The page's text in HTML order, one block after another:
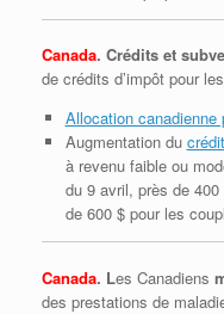
Canada. Crédits et
de crédits d’impôt pour
Allocation canadienne
Augmentation du
à revenu faible ou
du 9 avril, près de
de 600 $ pour les
Canada. Les Canadiens
des prestations de